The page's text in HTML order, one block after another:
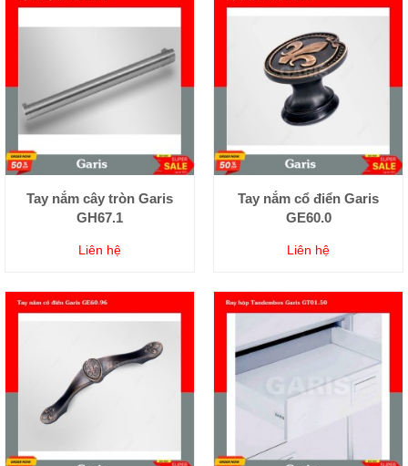
Tay nắm cây tròn Garis
GH67.1
Liên hệ
Tay nắm cổ điển Garis
GE60.0
Liên hệ